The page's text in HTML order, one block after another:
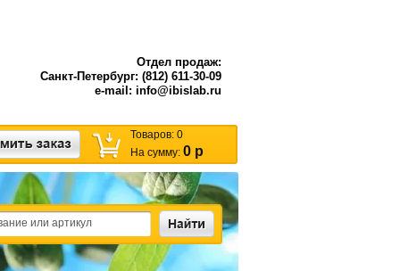
Отдел продаж:
Санкт-Петербург: (812) 611-30-09
e-mail: info@ibislab.ru
Товаров: 0
На сумму: 0 р